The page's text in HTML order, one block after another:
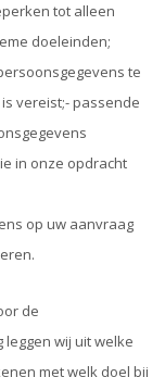
tot alleen
doeleinden;
te
vereist;- passende
in onze opdracht
op uw aanvraag
de
wij uit welke
met welk doel bij